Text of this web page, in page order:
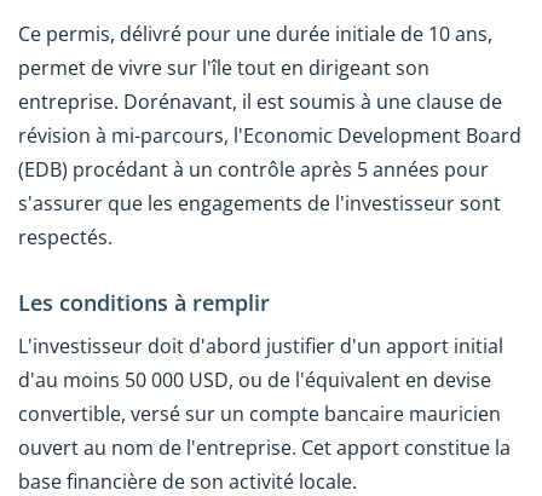
Ce permis, délivré pour une durée initiale de 10 ans,
permet de vivre sur l'île tout en dirigeant son
entreprise. Dorénavant, il est soumis à une clause de
révision à mi-parcours, l'Economic Development Board
(EDB) procédant à un contrôle après 5 années pour
s'assurer que les engagements de l'investisseur sont
respectés.
Les conditions à remplir
L'investisseur doit d'abord justifier d'un apport initial
d'au moins 50 000 USD, ou de l'équivalent en devise
convertible, versé sur un compte bancaire mauricien
ouvert au nom de l'entreprise. Cet apport constitue la
base financière de son activité locale.